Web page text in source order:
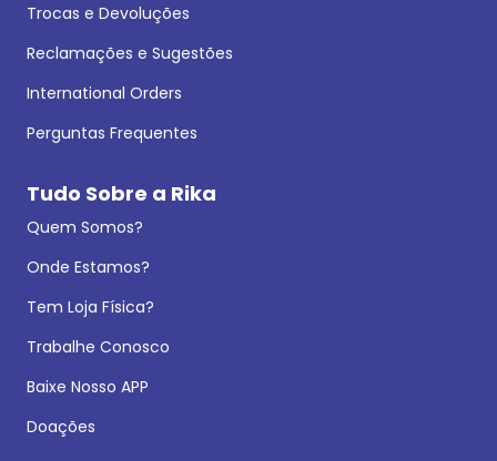
Trocas e Devoluções
Reclamações e Sugestões
International Orders
Perguntas Frequentes
Tudo Sobre a Rika
Quem Somos?
Onde Estamos?
Tem Loja Física?
Trabalhe Conosco
Baixe Nosso APP
Doações